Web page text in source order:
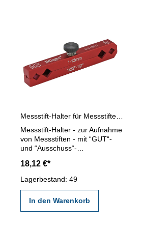
Messstift-Halter - zur Aufnahme
von Messstiften - mit “GUT“-
und “Ausschuss“-
mm - für Messstifte 1 - 13 mm
18,12 €*
Lagerbestand: 49
In den Warenkorb